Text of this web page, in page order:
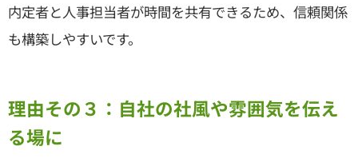
内定者と人事担当者が時間を共有できるため、信頼関係
も構築しやすいです。
理由その３：自社の社風や雰囲気を伝え
る場に